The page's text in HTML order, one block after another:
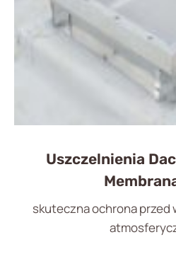
Uszczelnienia
skuteczna ochrona przed